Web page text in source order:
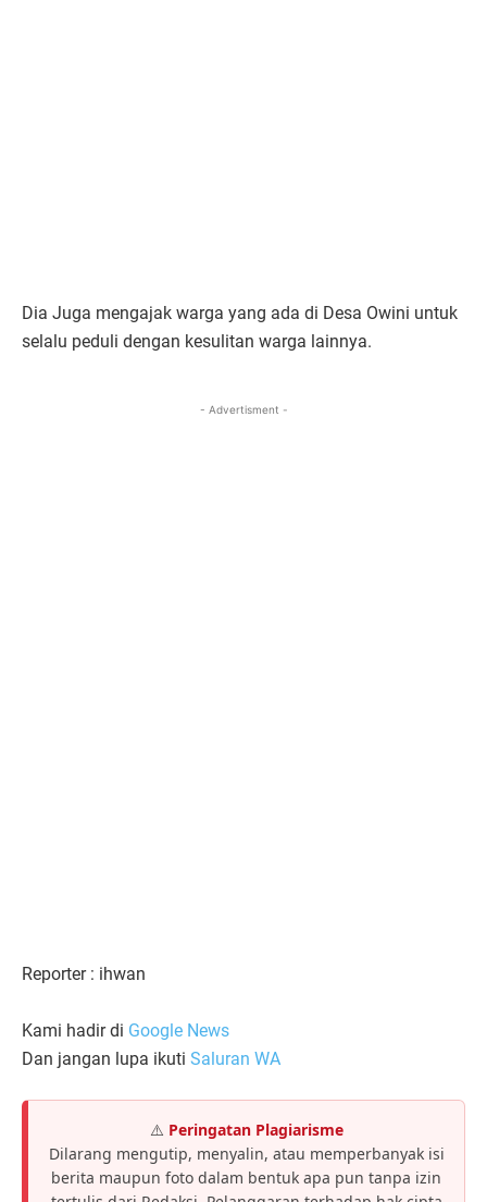
Dia Juga mengajak warga yang ada di Desa Owini untuk
selalu peduli dengan kesulitan warga lainnya.
- Advertisment -
Reporter : ihwan
Kami hadir di Google News
Dan jangan lupa ikuti Saluran WA
⚠️ Peringatan Plagiarisme
Dilarang mengutip, menyalin, atau memperbanyak isi
berita maupun foto dalam bentuk apa pun tanpa izin